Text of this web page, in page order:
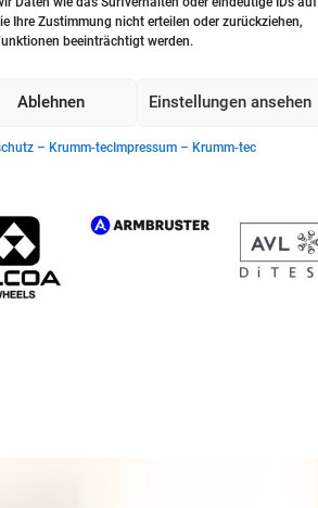
Ihre Zustimmung nicht erteilen oder zurückziehen,
beeinträchtigt werden.
Ablehnen Einstellungen ansehen
– Krumm-tecImpressum – Krumm-tec
Anspruch an das Design.